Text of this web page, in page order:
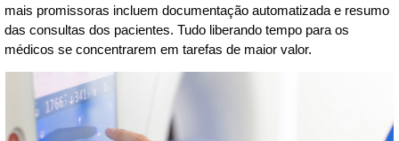
mais promissoras incluem documentação automatizada e resumo
das consultas dos pacientes. Tudo liberando tempo para os
médicos se concentrarem em tarefas de maior valor.